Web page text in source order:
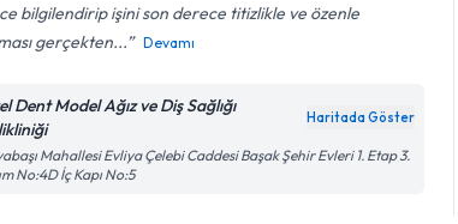
bilgilendirip işini son derece titizlikle ve özenle
gerçekten...
Devamı
Dent Model Ağız ve Diş Sağlığı
Haritada Göster
Mahallesi Evliya Çelebi Caddesi Başak Şehir Evleri 1. Etap 3.
No:4D İç Kapı No:5